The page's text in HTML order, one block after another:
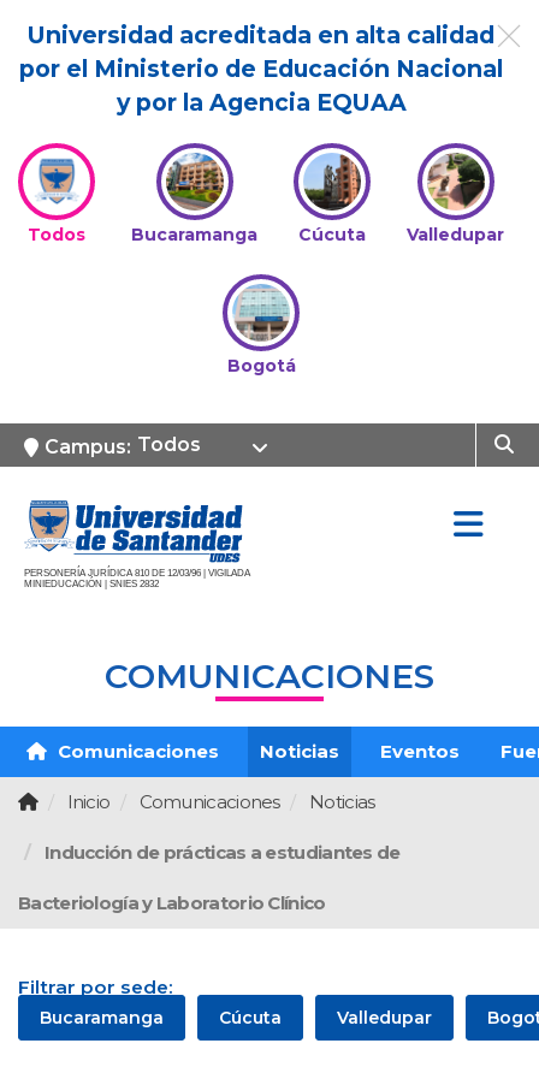
Universidad acreditada en alta calidad
por el Ministerio de Educación Nacional
y por la Agencia EQUAA
Todos Bucaramanga Cúcuta Valledupar
Bogotá
Campus: Todos
PERSONERÍA JURÍDICA 810 DE 12/03/96 | VIGILADA
MINIEDUCACIÓN | SNIES 2832
COMUNICACIONES
Comunicaciones Noticias Eventos
Inicio Comunicaciones Noticias
Inducción de prácticas a estudiantes de
Bacteriología y Laboratorio Clínico
Filtrar por sede:
Bucaramanga Cúcuta Valledupar